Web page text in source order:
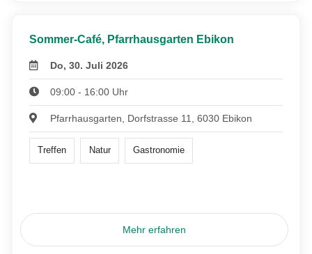
Sommer-Café, Pfarrhausgarten Ebikon
Do, 30. Juli 2026
09:00 - 16:00 Uhr
Pfarrhausgarten, Dorfstrasse 11, 6030 Ebikon
Treffen Natur Gastronomie
Mehr erfahren